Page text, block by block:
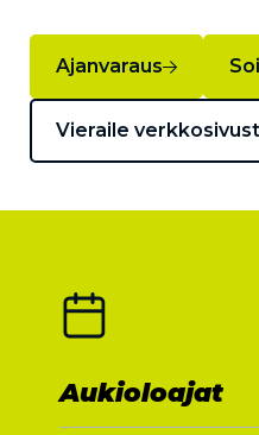
Ajanvaraus
Vieraile
Aukioloajat